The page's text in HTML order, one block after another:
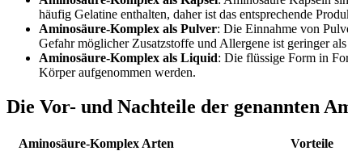
häufig Gelatine enthalten, daher ist das entsprechende
Aminosäure-Komplex als Pulver: Die Einnahme von
Gefahr möglicher Zusatzstoffe und Allergene ist geringer
Aminosäure-Komplex als Liquid: Die flüssige Form in
Körper aufgenommen werden.
Die Vor- und Nachteile der genannten
Aminosäure-Komplex Arten Vorteile